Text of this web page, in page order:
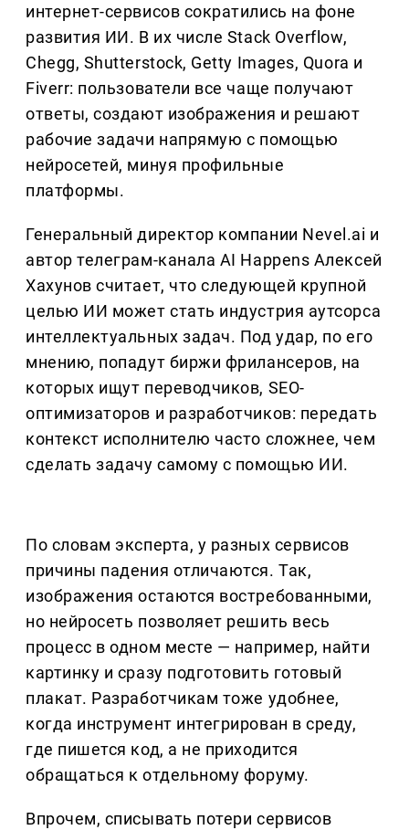
интернет-сервисов сократились на фоне
развития ИИ. В их числе Stack Overflow,
Chegg, Shutterstock, Getty Images, Quora и
Fiverr: пользователи все чаще получают
ответы, создают изображения и решают
рабочие задачи напрямую с помощью
нейросетей, минуя профильные
платформы.
Генеральный директор компании Nevel.ai и
автор телеграм-канала AI Happens Алексей
Хахунов считает, что следующей крупной
целью ИИ может стать индустрия аутсорса
интеллектуальных задач. Под удар, по его
мнению, попадут биржи фрилансеров, на
которых ищут переводчиков, SEO-
оптимизаторов и разработчиков: передать
контекст исполнителю часто сложнее, чем
сделать задачу самому с помощью ИИ.
По словам эксперта, у разных сервисов
причины падения отличаются. Так,
изображения остаются востребованными,
но нейросеть позволяет решить весь
процесс в одном месте — например, найти
картинку и сразу подготовить готовый
плакат. Разработчикам тоже удобнее,
когда инструмент интегрирован в среду,
где пишется код, а не приходится
обращаться к отдельному форуму.
Впрочем, списывать потери сервисов